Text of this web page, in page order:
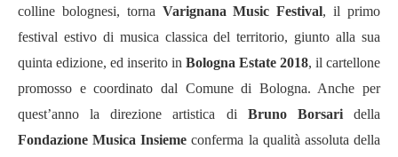
colline bolognesi, torna Varignana Music Festival, il primo
festival estivo di musica classica del territorio, giunto alla sua
quinta edizione, ed inserito in Bologna Estate 2018, il cartellone
promosso e coordinato dal Comune di Bologna. Anche per
quest’anno la direzione artistica di Bruno Borsaridella
Fondazione Musica Insieme conferma la qualità assoluta della